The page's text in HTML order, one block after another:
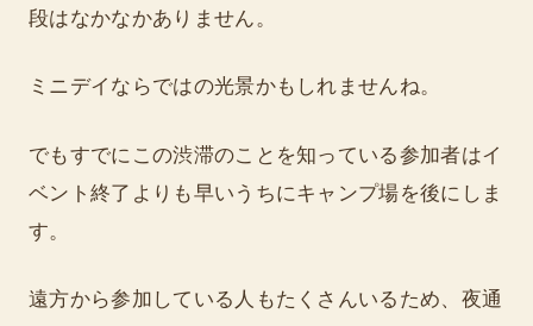
段はなかなかありません。
ミニデイならではの光景かもしれませんね。
でもすでにこの渋滞のことを知っている参加者はイ
ベント終了よりも早いうちにキャンプ場を後にしま
す。
遠方から参加している人もたくさんいるため、夜通